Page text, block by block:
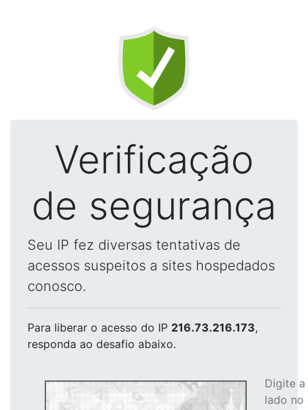
Verificação
de segurança
Seu IP fez diversas tentativas de
acessos suspeitos a sites hospedados
conosco.
Para liberar o acesso do IP 216.73.216.173,
responda ao desafio abaixo.
Digite
lado no